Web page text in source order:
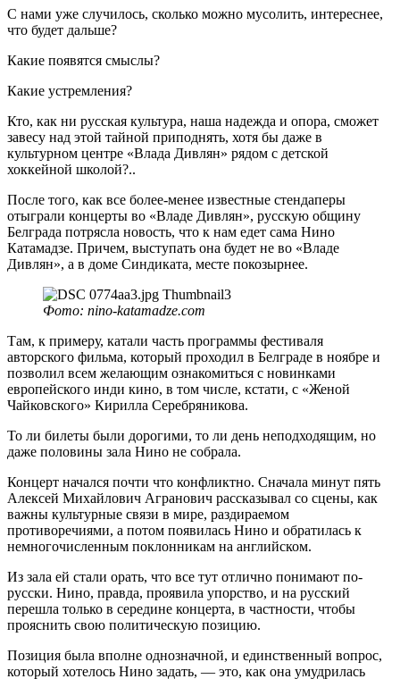
С нами уже случилось, сколько можно мусолить, интереснее,
что будет дальше?
Какие появятся смыслы?
Какие устремления?
Кто, как ни русская культура, наша надежда и опора, сможет
завесу над этой тайной приподнять, хотя бы даже в
культурном центре «Влада Дивлян» рядом с детской
хоккейной школой?..
После того, как все более-менее известные стендаперы
отыграли концерты во «Владе Дивлян», русскую общину
Белграда потрясла новость, что к нам едет сама Нино
Катамадзе. Причем, выступать она будет не во «Владе
Дивлян», а в доме Синдиката, месте покозырнее.
Фото: nino-katamadze.com
Там, к примеру, катали часть программы фестиваля
авторского фильма, который проходил в Белграде в ноябре и
позволил всем желающим ознакомиться с новинками
европейского инди кино, в том числе, кстати, с «Женой
Чайковского» Кирилла Серебряникова.
То ли билеты были дорогими, то ли день неподходящим, но
даже половины зала Нино не собрала.
Концерт начался почти что конфликтно. Сначала минут пять
Алексей Михайлович Агранович рассказывал со сцены, как
важны культурные связи в мире, раздираемом
противоречиями, а потом появилась Нино и обратилась к
немногочисленным поклонникам на английском.
Из зала ей стали орать, что все тут отлично понимают по-
русски. Нино, правда, проявила упорство, и на русский
перешла только в середине концерта, в частности, чтобы
прояснить свою политическую позицию.
Позиция была вполне однозначной, и единственный вопрос,
который хотелось Нино задать, — это, как она умудрилась